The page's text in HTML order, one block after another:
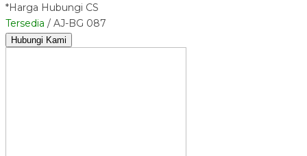
*Harga Hubungi CS
Tersedia / AJ-BG 087
Hubungi Kami